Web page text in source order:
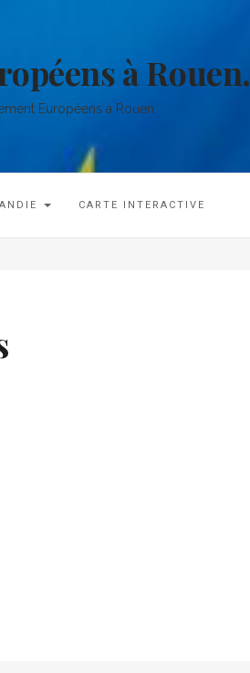
à Rouen.
Européens à Rouen.
CARTE INTERACTIVE